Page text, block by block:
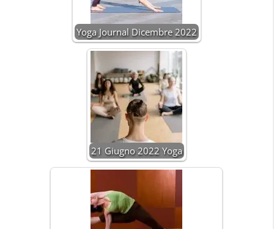
Yoga Journal Dicembre 2022
21 Giugno 2022 Yoga